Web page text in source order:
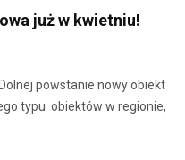
już w kwietniu!
powstanie nowy obiekt
typu obiektów w regionie,